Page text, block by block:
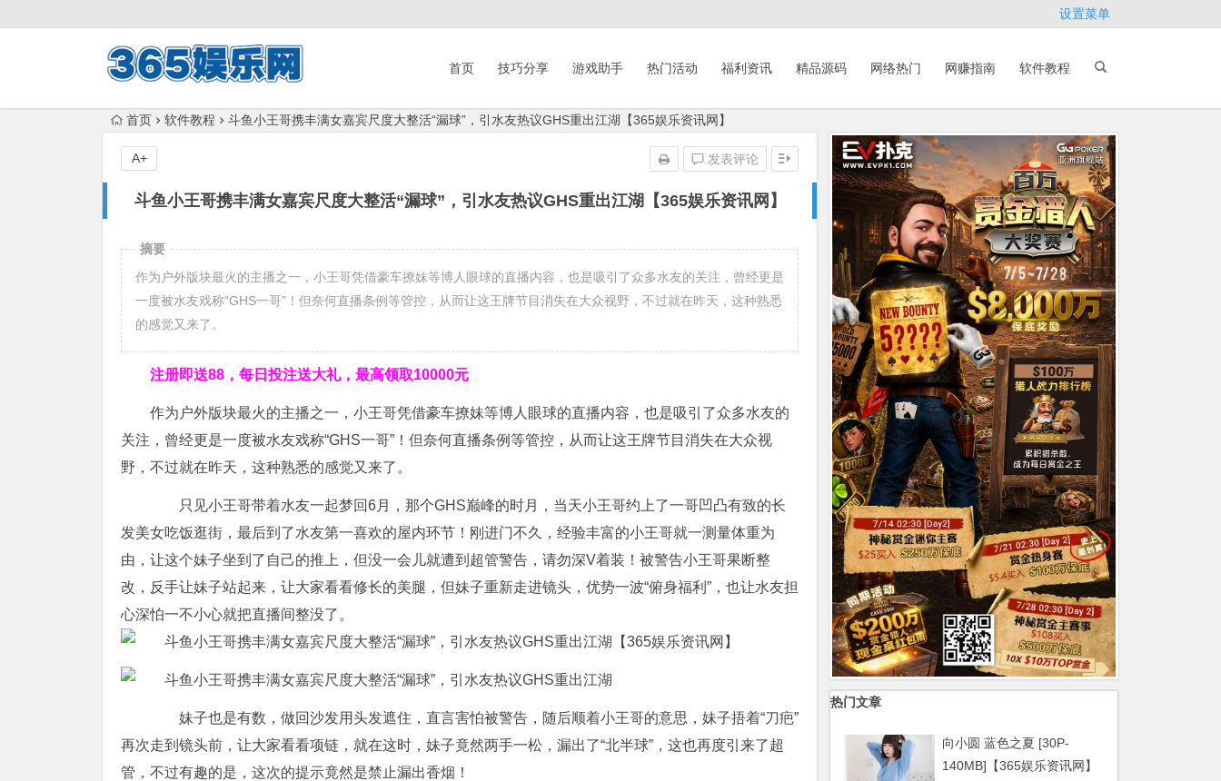
设置菜单
首页 技巧分享 游戏助手 热门活动 福利资讯 精品源码 网络热门 网赚指南 软件教程
首页 软件教程 斗鱼小王哥携丰满女嘉宾尺度大整活“漏球”，引水友热议GHS重出江湖【365娱乐资讯网】
斗鱼小王哥携丰满女嘉宾尺度大整活“漏球”，引水友热议GHS重出江湖【365娱乐资讯网】
发表评论
A+
摘要
作为户外版块最火的主播之一，小王哥凭借豪车撩妹等博人眼球的直播内容，也是吸引了众多水友的关注，曾经更是
一度被水友戏称“GHS一哥”！但奈何直播条例等管控，从而让这王牌节目消失在大众视野，不过就在昨天，这种熟悉
的感觉又来了。
注册即送88， 每日投注送大礼，最高领取10000元
作为户外版块最火的主播之一，小王哥凭借豪车撩妹等博人眼球的直播内容，也是吸引了众多水友的
关注，曾经更是一度被水友戏称“GHS一哥”！但奈何直播条例等管控，从而让这王牌节目消失在大众视
野，不过就在昨天，这种熟悉的感觉又来了。
只见小王哥带着水友一起梦回6月，那个GHS巅峰的时月，当天小王哥约上了一哥凹凸有致的长
发美女吃饭逛街，最后到了水友第一喜欢的屋内环节！刚进门不久，经验丰富的小王哥就一测量体重为
由，让这个妹子坐到了自己的推上，但没一会儿就遭到超管警告，请勿深V着装！被警告小王哥果断整
改，反手让妹子站起来，让大家看看修长的美腿，但妹子重新走进镜头，优势一波“俯身福利”，也让水友担
心深怕一不小心就把直播间整没了。
妹子也是有数，做回沙发用头发遮住，直言害怕被警告，随后顺着小王哥的意思，妹子捂着“刀疤”
再次走到镜头前，让大家看看项链，就在这时，妹子竟然两手一松，漏出了“北半球”，这也再度引来了超
管，不过有趣的是，这次的提示竟然是禁止漏出香烟！
热门文章
向小圆 蓝色之夏 [30P-
140MB]【365娱乐资讯网】